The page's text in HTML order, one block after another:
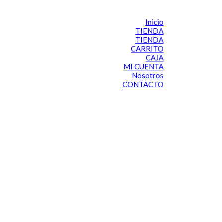
Inicio
TIENDA
TIENDA
CARRITO
CAJA
MI CUENTA
Nosotros
CONTACTO